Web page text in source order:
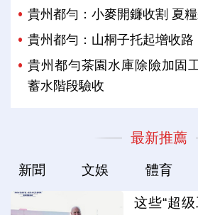
貴州都勻：小麥開鐮收割 夏
貴州都勻：山桐子托起增收路
貴州都勻茶園水庫除險加固
蓄水階段驗收
最新推薦
新聞 文娛 體育
这些“超